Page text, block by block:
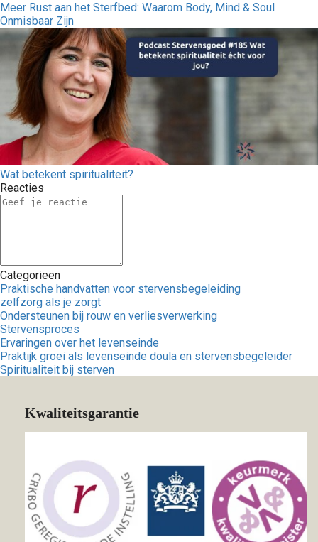
Meer Rust aan het Sterfbed: Waarom Body, Mind & Soul
Onmisbaar Zijn
Wat betekent spiritualiteit?
Reacties
Categorieën
Praktische handvatten voor stervensbegeleiding
zelfzorg als je zorgt
Ondersteunen bij rouw en verliesverwerking
Stervensproces
Ervaringen over het levenseinde
Praktijk groei als levenseinde doula en stervensbegeleider
Spiritualiteit bij sterven
Kwaliteitsgarantie